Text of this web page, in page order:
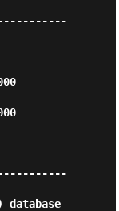
database